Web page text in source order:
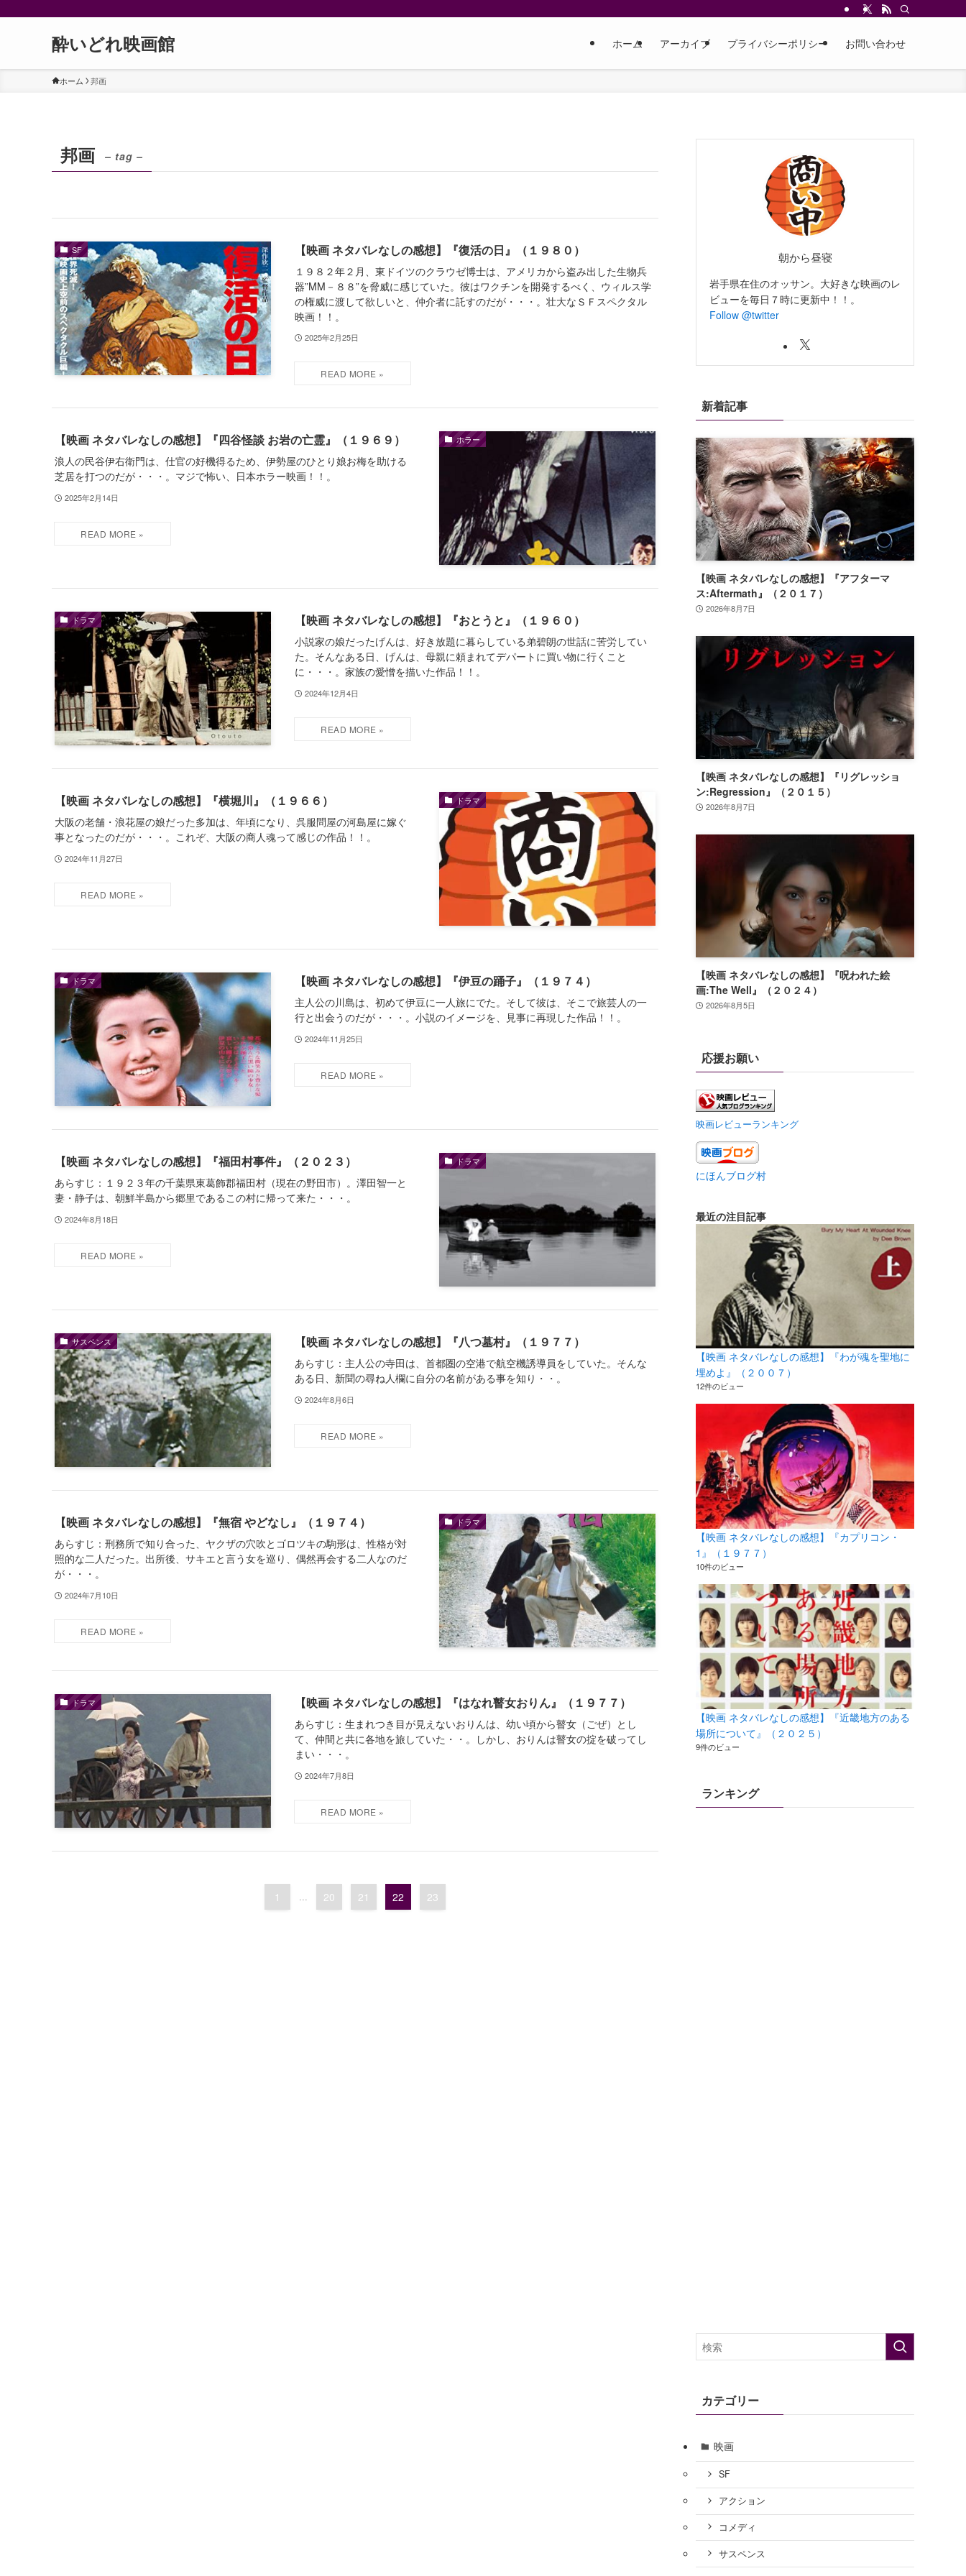
酔いどれ映画館 ホーム アーカイブ プライバシーポリシー お問い合わせ
ホーム 邦画
邦画 – tag –
SF 【映画 ネタバレなしの感想】『復活の日』（１９８０）
１９８２年２月、東ドイツのクラウゼ博士は、アメリカから盗み出した生物兵
器”MM－８８”を脅威に感じていた。彼はワクチンを開発するべく、ウィルス学
の権威に渡して欲しいと、仲介者に託すのだが・・・。壮大なＳＦスペクタル
映画！！。
2025年2月25日
ホラー
【映画 ネタバレなしの感想】『四谷怪談 お岩の亡霊』（１９６９）
浪人の民谷伊右衛門は、仕官の好機得るため、伊勢屋のひとり娘お梅を助ける
芝居を打つのだが・・・。マジで怖い、日本ホラー映画！！。
2025年2月14日
ドラマ 【映画 ネタバレなしの感想】『おとうと』（１９６０）
小説家の娘だったげんは、好き放題に暮らしている弟碧朗の世話に苦労してい
た。そんなある日、げんは、母親に頼まれてデパートに買い物に行くこと
に・・・。家族の愛憎を描いた作品！！。
2024年12月4日
ドラマ
【映画 ネタバレなしの感想】『横堀川』（１９６６）
大阪の老舗・浪花屋の娘だった多加は、年頃になり、呉服問屋の河島屋に嫁ぐ
事となったのだが・・・。これぞ、大阪の商人魂って感じの作品！！。
2024年11月27日
ドラマ 【映画 ネタバレなしの感想】『伊豆の踊子』（１９７４）
主人公の川島は、初めて伊豆に一人旅にでた。そして彼は、そこで旅芸人の一
行と出会うのだが・・・。小説のイメージを、見事に再現した作品！！。
2024年11月25日
ドラマ
【映画 ネタバレなしの感想】『福田村事件』（２０２３）
あらすじ：１９２３年の千葉県東葛飾郡福田村（現在の野田市）。澤田智一と
妻・静子は、朝鮮半島から郷里であるこの村に帰って来た・・・。
2024年8月18日
サスペンス 【映画 ネタバレなしの感想】『八つ墓村』（１９７７）
あらすじ：主人公の寺田は、首都圏の空港で航空機誘導員をしていた。そんな
ある日、新聞の尋ね人欄に自分の名前がある事を知り・・。
2024年8月6日
ドラマ
【映画 ネタバレなしの感想】『無宿 やどなし』（１９７４）
あらすじ：刑務所で知り合った、ヤクザの穴吹とゴロツキの駒形は、性格が対
照的な二人だった。出所後、サキエと言う女を巡り、偶然再会する二人なのだ
が・・・。
2024年7月10日
ドラマ 【映画 ネタバレなしの感想】『はなれ瞽女おりん』（１９７７）
あらすじ：生まれつき目が見えないおりんは、幼い頃から瞽女（ごぜ）とし
て、仲間と共に各地を旅していた・・。しかし、おりんは瞽女の掟を破ってし
まい・・・。
2024年7月8日
1 ... 20 21 22 23
朝から昼寝
岩手県在住のオッサン。大好きな映画のレ
ビューを毎日７時に更新中！！。
Follow @twitter
新着記事
【映画 ネタバレなしの感想】『アフターマ
ス:Aftermath』（２０１７）
2026年8月7日
【映画 ネタバレなしの感想】『リグレッショ
ン:Regression』（２０１５）
2026年8月7日
【映画 ネタバレなしの感想】『呪われた絵
画:The Well』（２０２４）
2026年8月5日
応援お願い
映画レビューランキング
にほんブログ村
最近の注目記事
【映画 ネタバレなしの感想】『わが魂を聖地に
埋めよ』（２００７）
12件のビュー
【映画 ネタバレなしの感想】『カプリコン・
1』（１９７７）
10件のビュー
【映画 ネタバレなしの感想】『近畿地方のある
場所について』（２０２５）
9件のビュー
ランキング
カテゴリー
映画
SF
アクション
コメディ
サスペンス